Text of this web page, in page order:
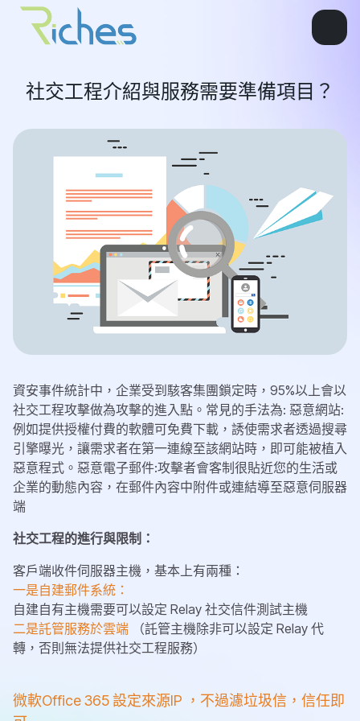
社交工程介紹與服務需要準備項目？
資安事件統計中，企業受到駭客集團鎖定時，95%以上會以
社交工程攻擊做為攻擊的進入點。常見的手法為: 惡意網站:
例如提供授權付費的軟體可免費下載，誘使需求者透過搜尋
引擎曝光，讓需求者在第一連線至該網站時，即可能被植入
惡意程式。惡意電子郵件:攻擊者會客制很貼近您的生活或
企業的動態內容，在郵件內容中附件或連結導至惡意伺服器
端
社交工程的進行與限制：
客戶端收件伺服器主機，基本上有兩種：
一是自建郵件系統：
自建自有主機需要可以設定 Relay 社交信件測試主機
二是託管服務於雲端 （託管主機除非可以設定 Relay 代
轉，否則無法提供社交工程服務）
微軟Office 365 設定來源IP ，不過濾垃圾信，信任即